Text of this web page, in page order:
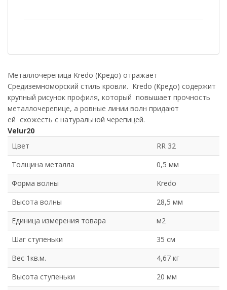
Металлочерепица Kredo (Кредо) отражает
Средиземноморский стиль кровли. Kredo (Кредо) содержит
крупный рисунок профиля, который повышает прочность
металлочерепице, а ровные линии волн придают
ей схожесть с натуральной черепицей.
Velur20
Цвет
RR 32
Толщина металла
0,5 мм
Форма волны
Kredo
Высота волны
28,5 мм
Единица измерения товара
м2
Шаг ступеньки
35 см
Вес 1кв.м.
4,67 кг
Высота ступеньки
20 мм